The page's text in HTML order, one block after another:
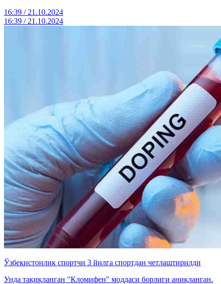
16:39 / 21.10.2024
16:39 / 21.10.2024
Ўзбекистонлик спортчи 3 йилга спортдан четлаштирилди
Унда тақиқланган "Кломифен" моддаси борлиги аниқланган.